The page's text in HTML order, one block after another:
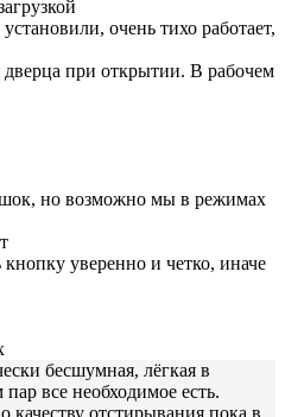
очень тихо работает,
при открытии. В рабочем
но возможно мы в режимах
уверенно и четко, иначе
бесшумная, лёгкая в
все необходимое есть.
качеству отстирывания пока в